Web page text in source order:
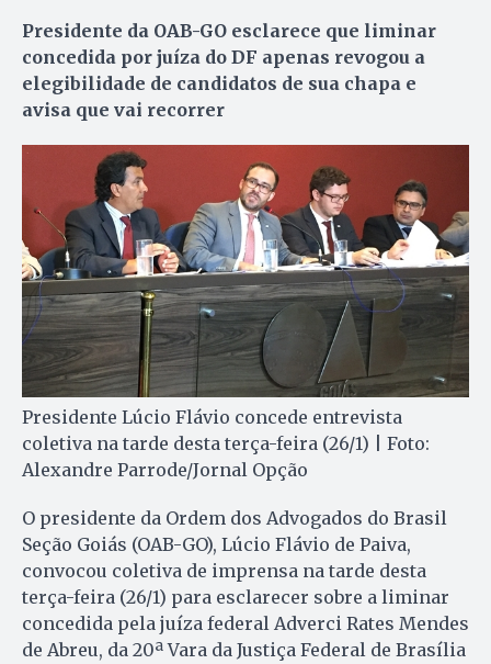
Presidente da OAB-GO esclarece que liminar
concedida por juíza do DF apenas revogou a
elegibilidade de candidatos de sua chapa e
avisa que vai recorrer
Presidente Lúcio Flávio concede entrevista
coletiva na tarde desta terça-feira (26/1) | Foto:
Alexandre Parrode/Jornal Opção
O presidente da Ordem dos Advogados do Brasil
Seção Goiás (OAB-GO), Lúcio Flávio de Paiva,
convocou coletiva de imprensa na tarde desta
terça-feira (26/1) para esclarecer sobre a liminar
concedida pela juíza federal Adverci Rates Mendes
de Abreu, da 20ª Vara da Justiça Federal de Brasília